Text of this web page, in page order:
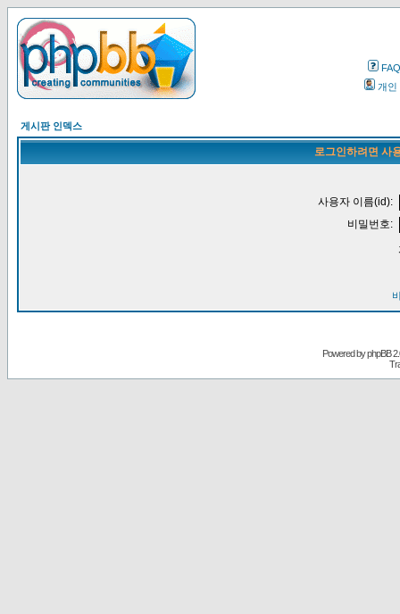
FAQ
개인
게시판 인덱스
로그인하려면 사
사용자 이름(id):
비밀번호:
Powered byphpBB